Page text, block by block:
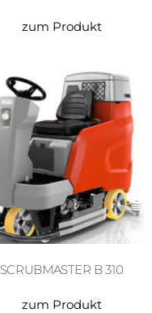
zum Produkt
SCRUBMASTER B 310
zum Produkt